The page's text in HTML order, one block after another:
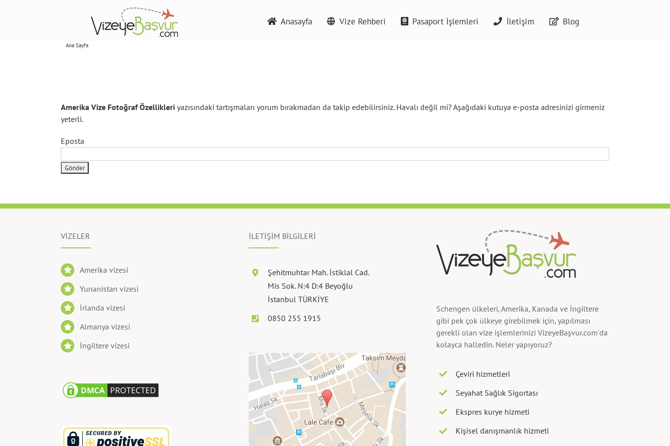
Anasayfa Vize Rehberi Pasaport İşlemleri İletişim Blog
Ana Sayfa
Amerika Vize Fotoğraf Özellikleri yazısındaki tartışmaları yorum bırakmadan da takip edebilirsiniz. Havalı değil mi? Aşağıdaki kutuya e-posta adresinizi girmeniz
yeterli.
Eposta
VİZELER
Amerika vizesi
Yunanistan vizesi
İrlanda vizesi
Almanya vizesi
İngiltere vizesi
İLETİŞİM BİLGİLERİ
Şehitmuhtar Mah. İstiklal Cad.
Mis Sok. N:4 D:4 Beyoğlu
İstanbul TÜRKİYE
0850 255 1915
Schengen ülkeleri, Amerika, Kanada ve İngiltere
gibi pek çok ülkeye girebilmek için, yapılması
gerekli olan vize işlemlerinizi VizeyeBaşvur.com'da
kolayca halledin. Neler yapıyoruz?
Çeviri hizmetleri
Seyahat Sağlık Sigortası
Ekspres kurye hizmeti
Kişisel danışmanlık hizmeti